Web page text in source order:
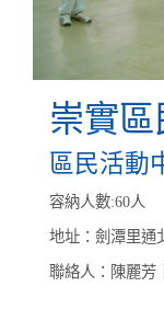
崇實
區民活動
容納人數:60人
地址：劍潭里通
聯絡人：陳麗芳